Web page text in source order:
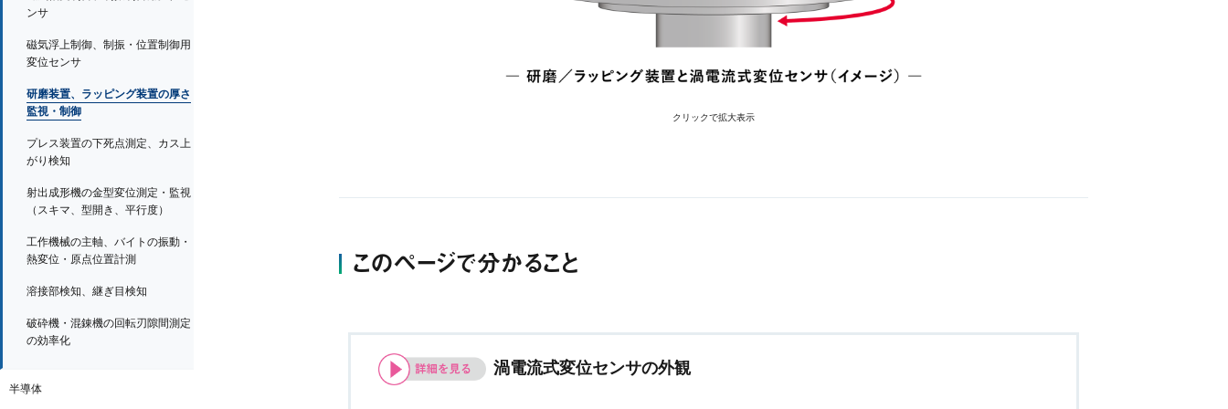
ンサ
磁気浮上制御、制振・位置制御用
変位センサ
研磨装置、ラッピング装置の厚さ
監視・制御
プレス装置の下死点測定、カス上
がり検知
射出成形機の金型変位測定・監視
（スキマ、型開き、平行度）
工作機械の主軸、バイトの振動・
熱変位・原点位置計測
溶接部検知、継ぎ目検知
破砕機・混錬機の回転刃隙間測定
の効率化
半導体
クリックで拡大表示
このページで分かること
渦電流式変位センサの外観